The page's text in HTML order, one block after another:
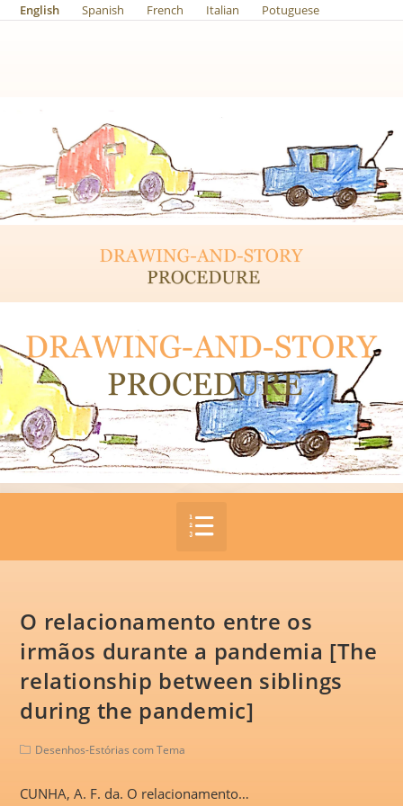
English Spanish French Italian Potuguese
O relacionamento entre os
irmãos durante a pandemia [The
relationship between siblings
during the pandemic]
Desenhos-Estórias com Tema
CUNHA, A. F. da. O relacionamento…